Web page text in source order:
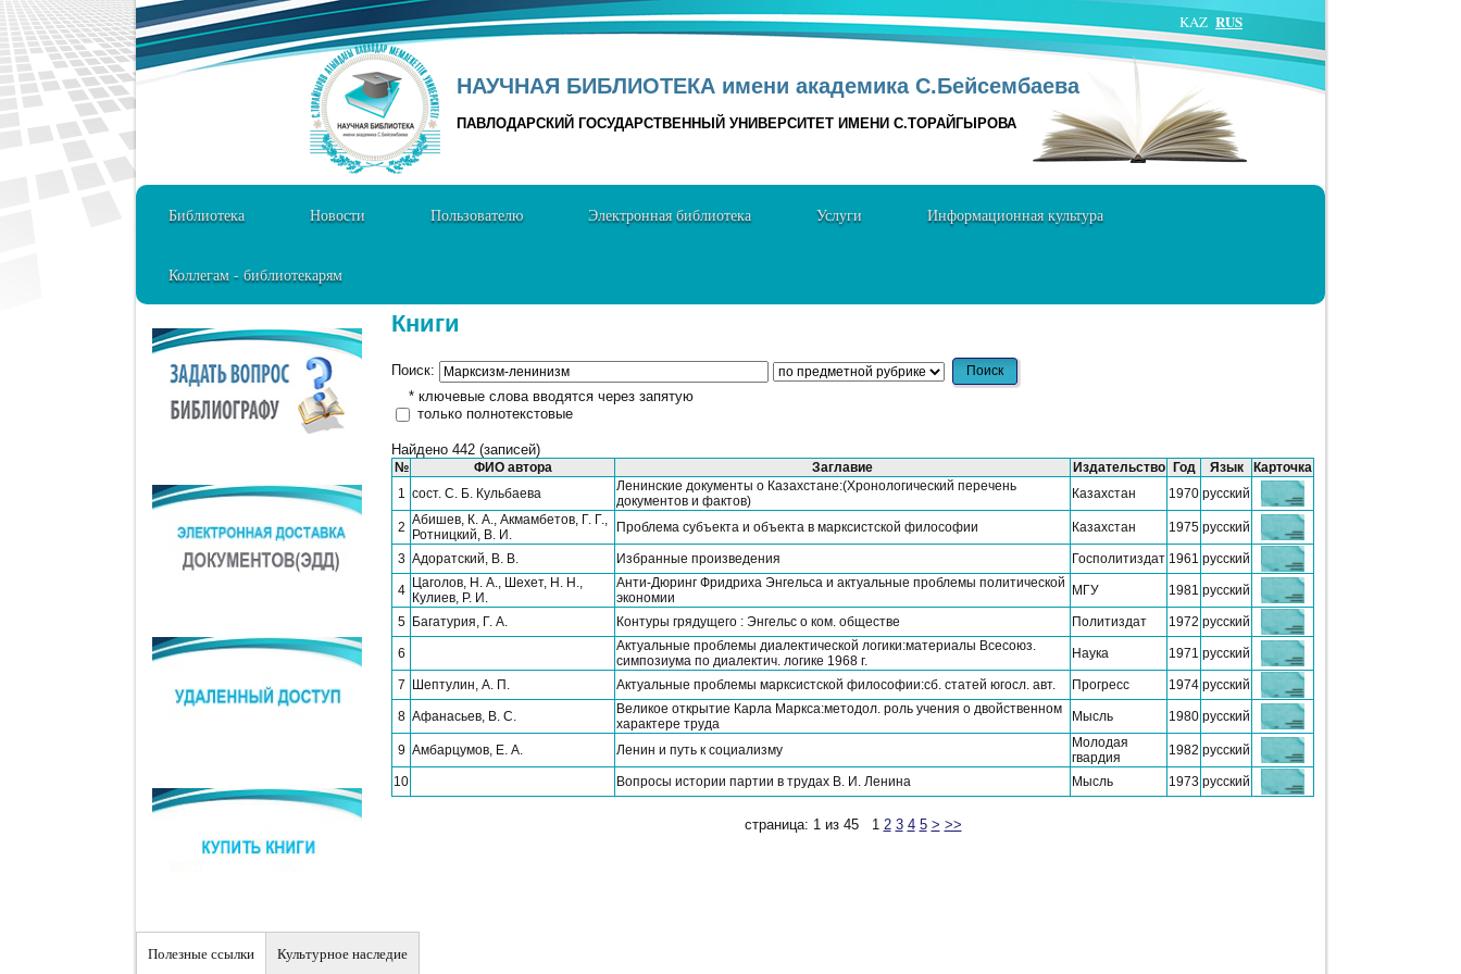
НАУЧНАЯ БИБЛИОТЕКА имени академика С.Бейсембаева
ПАВЛОДАРСКИЙ ГОСУДАРСТВЕННЫЙ УНИВЕРСИТЕТ ИМЕНИ С.ТОРАЙГЫРОВА
KAZ RUS
Библиотека Новости Пользователю Электронная библиотека Услуги Информационная культура
Коллегам - библиотекарям
Книги
Поиск:
* ключевые слова вводятся через запятую
только полнотекстовые
Найдено 442 (записей)
№ ФИО автора Заглавие Издательство Год Язык
Карточка
1 сост. С. Б. Кульбаева
Ленинские документы о Казахстане:(Хронологический перечень
документов и фактов)
Казахстан 1970 русский
2 Абишев, К. А., Акмамбетов, Г. Г.,
Ротницкий, В. И.
Проблема субъекта и объекта в марксистской философии Казахстан 1975 русский
3 Адоратский, В. В. Избранные произведения Госполитиздат 1961 русский
4
Цаголов, Н. А., Шехет, Н. Н.,
Кулиев, Р. И.
Анти-Дюринг Фридриха Энгельса и актуальные проблемы политической
экономии
МГУ 1981 русский
5 Багатурия, Г. А. Контуры грядущего : Энгельс о ком. обществе Политиздат 1972 русский
6
Актуальные проблемы диалектической логики:материалы Всесоюз.
симпозиума по диалектич. логике 1968 г.
Наука 1971 русский
7 Шептулин, А. П. Актуальные проблемы марксистской философии:сб. статей югосл. авт. Прогресс 1974 русский
8 Афанасьев, В. С.
Великое открытие Карла Маркса:методол. роль учения о двойственном
характере труда
Мысль 1980 русский
9 Амбарцумов, Е. А. Ленин и путь к социализму
Молодая
гвардия
1982 русский
10 Вопросы истории партии в трудах В. И. Ленина Мысль 1973 русский
страница: 1 из 45 1 2 3 4 5 > >>
Полезные ссылки Культурное наследие